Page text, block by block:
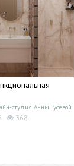
студия Анны Гусевой
368